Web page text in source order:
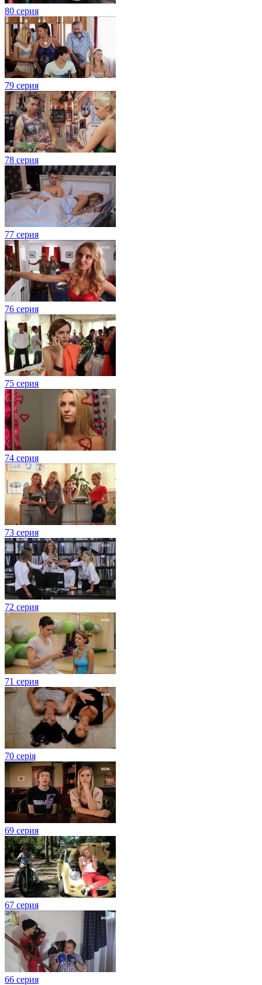
80 серия
79 серия
78 серия
77 серия
76 серия
75 серия
74 серия
73 серия
72 серия
71 серия
70 серія
69 серия
67 серия
66 серия